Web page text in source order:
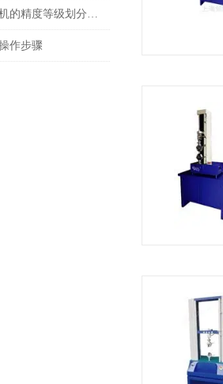
高温蠕变试验机的精度等级划分标准适用于哪些行业？
作步骤